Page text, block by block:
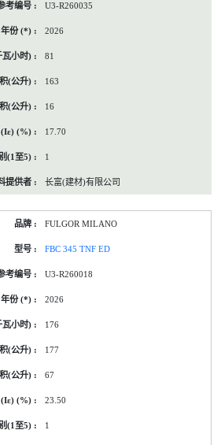
U3-R260035
2026
81
163
16
17.70
1
长富(建材)有限公司
FULGOR MILANO
FBC 345 TNF ED
U3-R260018
2026
176
177
67
23.50
1